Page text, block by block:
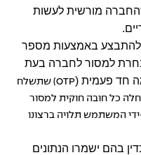
מורשית לעשות
להתבצע באמצעות מספר
למסור לחברה בעת
חד פעמית (OTP) שתשלח
כל חובה חוקית למסור
המשתמש תלויה ברצונו
בהם ישמרו הנתונים